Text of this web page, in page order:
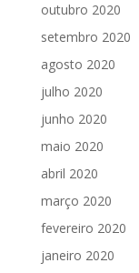
outubro 2020
setembro 2020
agosto 2020
julho 2020
junho 2020
maio 2020
abril 2020
março 2020
fevereiro 2020
janeiro 2020